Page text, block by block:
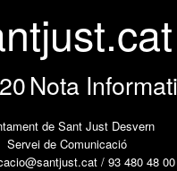
Nota
de Sant Just Desvern
Servei de Comunicació
/ 93 480 48 00